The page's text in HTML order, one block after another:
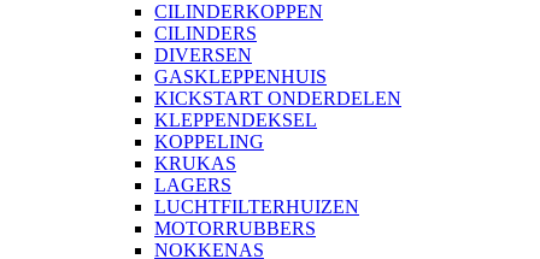
CILINDERKOPPEN
CILINDERS
DIVERSEN
GASKLEPPENHUIS
KICKSTART ONDERDELEN
KLEPPENDEKSEL
KOPPELING
KRUKAS
LAGERS
LUCHTFILTERHUIZEN
MOTORRUBBERS
NOKKENAS